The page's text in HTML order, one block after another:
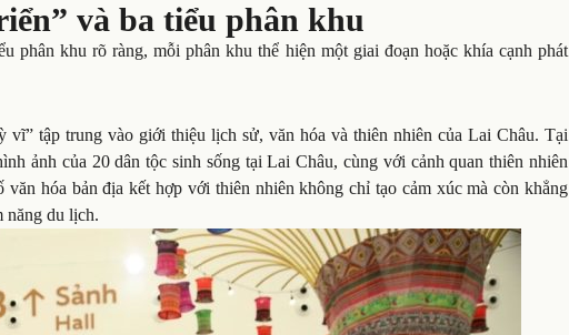
và ba tiểu phân khu
phân khu rõ ràng, mỗi phân khu thể hiện một giai đoạn hoặc khía cạnh phát
vĩ” tập trung vào giới thiệu lịch sử, văn hóa và thiên nhiên của Lai Châu. Tại
ảnh của 20 dân tộc sinh sống tại Lai Châu, cùng với cảnh quan thiên nhiên
hóa bản địa kết hợp với thiên nhiên không chỉ tạo cảm xúc mà còn khẳng
năng du lịch.